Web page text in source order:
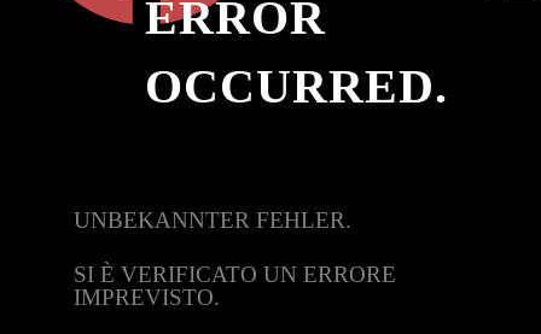
ERROR
OCCURRED.
UNBEKANNTER FEHLER.
SI È VERIFICATO UN ERRORE
IMPREVISTO.